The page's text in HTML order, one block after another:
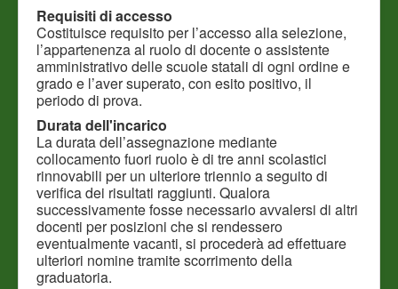
Requisiti di accesso
Costituisce requisito per l’accesso alla selezione,
l’appartenenza al ruolo di docente o assistente
amministrativo delle scuole statali di ogni ordine e
grado e l’aver superato, con esito positivo, il
periodo di prova.
Durata dell'incarico
La durata dell’assegnazione mediante
collocamento fuori ruolo è di tre anni scolastici
rinnovabili per un ulteriore triennio a seguito di
verifica dei risultati raggiunti. Qualora
successivamente fosse necessario avvalersi di altri
docenti per posizioni che si rendessero
eventualmente vacanti, si procederà ad effettuare
ulteriori nomine tramite scorrimento della
graduatoria.